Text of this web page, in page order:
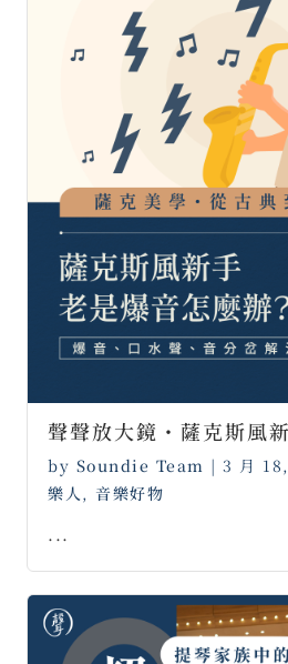
聲聲放大鏡・薩克斯風
by Soundie Team | 3 月
樂人 , 音樂好物
...